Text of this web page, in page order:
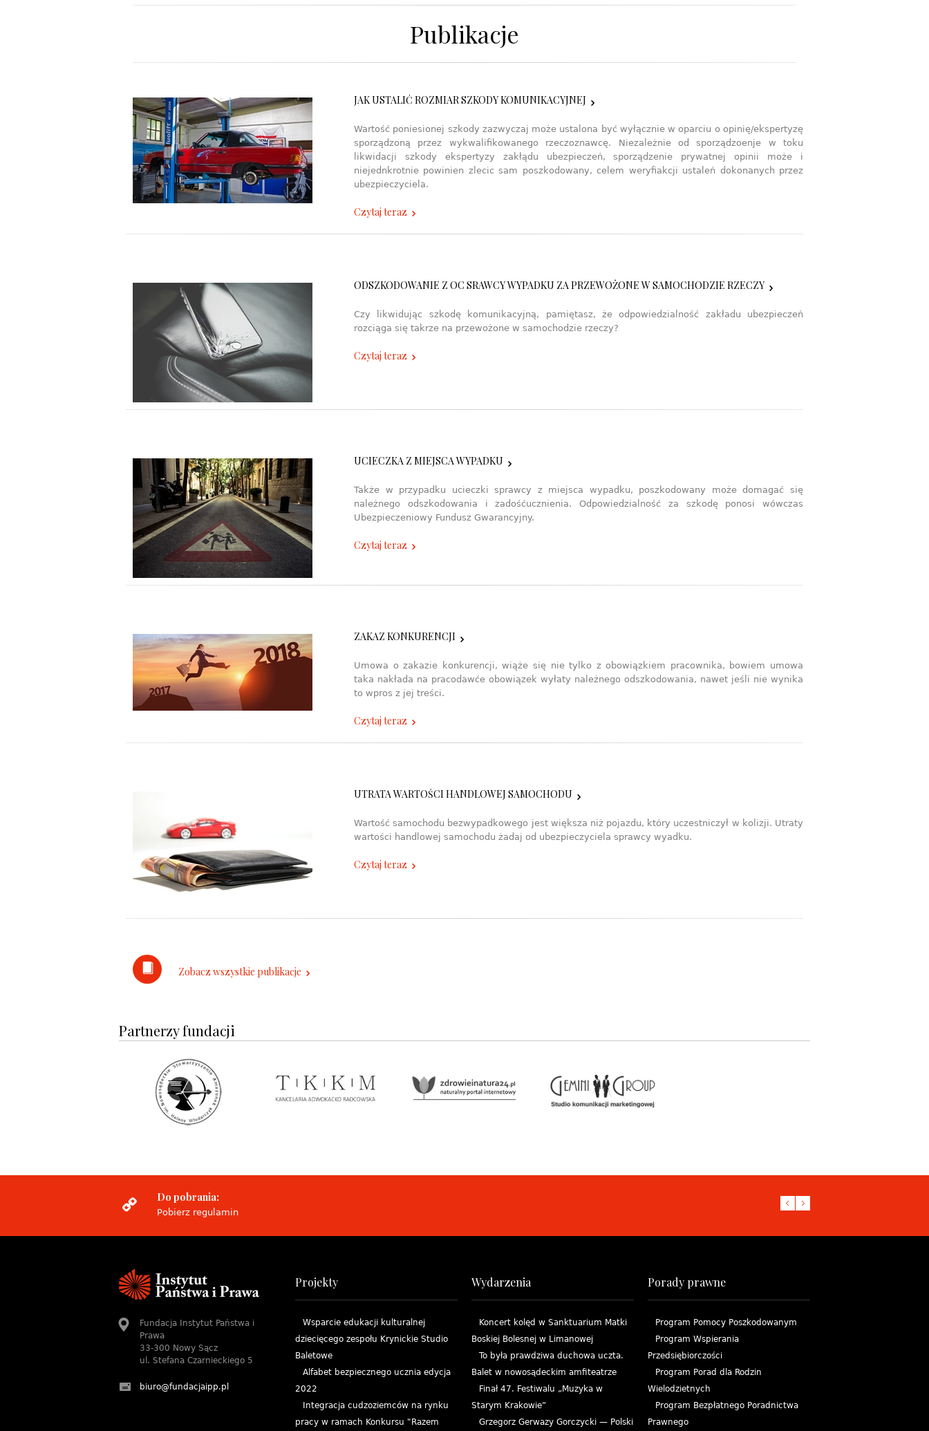
Publikacje
JAK USTALIĆ ROZMIAR SZKODY KOMUNIKACYJNEJ
Wartość poniesionej szkody zazwyczaj może ustalona być wyłącznie w oparciu o opinię/ekspertyzę
sporządzoną przez wykwalifikowanego rzeczoznawcę. Niezależnie od sporządzoenje w toku
likwidacji szkody ekspertyzy zakłądu ubezpieczeń, sporządzenie prywatnej opinii może i
niejednkrotnie powinien zlecic sam poszkodowany, celem weryfiakcji ustaleń dokonanych przez
ubezpieczyciela.
Czytaj teraz
ODSZKODOWANIE Z OC SRAWCY WYPADKU ZA PRZEWOŻONE W SAMOCHODZIE RZECZY
Czy likwidując szkodę komunikacyjną, pamiętasz, że odpowiedzialność zakładu ubezpieczeń
rozciąga się takrze na przewożone w samochodzie rzeczy?
Czytaj teraz
UCIECZKA Z MIEJSCA WYPADKU
Także w przypadku ucieczki sprawcy z miejsca wypadku, poszkodowany może domagać się
należnego odszkodowania i zadośćucznienia. Odpowiedzialność za szkodę ponosi wówczas
Ubezpieczeniowy Fundusz Gwarancyjny.
Czytaj teraz
ZAKAZ KONKURENCJI
Umowa o zakazie konkurencji, wiąże się nie tylko z obowiązkiem pracownika, bowiem umowa
taka nakłada na pracodawće obowiązek wyłaty należnego odszkodowania, nawet jeśli nie wynika
to wpros z jej treści.
Czytaj teraz
UTRATA WARTOŚCI HANDLOWEJ SAMOCHODU
Wartość samochodu bezwypadkowego jest większa niż pojazdu, który uczestniczył w kolizji. Utraty
wartości handlowej samochodu żadaj od ubezpieczyciela sprawcy wyadku.
Czytaj teraz
Zobacz wszystkie publikacje
Partnerzy fundacji
Do pobrania:
Pobierz regulamin Pobierz statut
Pobierz umowę o
Fundacja Instytut Państwa i
Prawa
33-300 Nowy Sącz
ul. Stefana Czarnieckiego 5
biuro@fundacjaipp.pl
Projekty
Wsparcie edukacji kulturalnej
dziecięcego zespołu Krynickie Studio
Baletowe
Alfabet bezpiecznego ucznia edycja
2022
Integracja cudzoziemców na rynku
pracy w ramach Konkursu "Razem
Wydarzenia
Koncert kolęd w Sanktuarium Matki
Boskiej Bolesnej w Limanowej
To była prawdziwa duchowa uczta.
Balet w nowosądeckim amfiteatrze
Finał 47. Festiwalu „Muzyka w
Starym Krakowie”
Grzegorz Gerwazy Gorczycki — Polski
Porady prawne
Program Pomocy Poszkodowanym
Program Wspierania
Przedsiębiorczości
Program Porad dla Rodzin
Wielodzietnych
Program Bezpłatnego Poradnictwa
Prawnego